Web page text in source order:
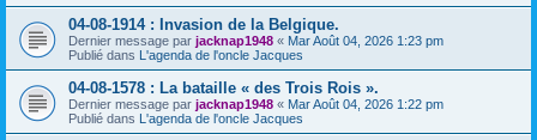
04-08-1914 : Invasion de la Belgique.
Dernier message par jacknap1948 « Mar Août 04, 2026 1:23 pm
Publié dans L'agenda de l'oncle Jacques
04-08-1578 : La bataille « des Trois Rois ».
Dernier message par jacknap1948 « Mar Août 04, 2026 1:22 pm
Publié dans L'agenda de l'oncle Jacques